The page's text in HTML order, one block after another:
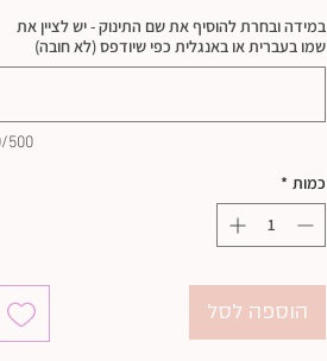
במידה ובחרת להוסיף את שם התינוק - יש לציין את
שמו בעברית או באנגלית כפי שיודפס (לא חובה)
500
כמות *
הוספה לסל